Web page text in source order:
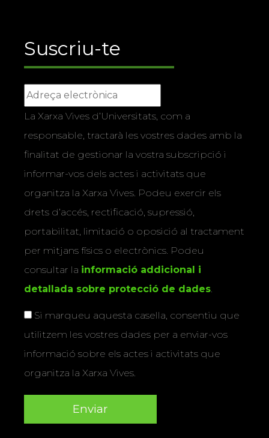
Suscriu-te
La Xarxa Vives d’Universitats, com a
responsable, tractarà les vostres dades amb la
finalitat de gestionar la vostra subscripció i
informar-vos dels actes i activitats que
organitza la Xarxa Vives. Podeu exercir els
drets d’accés, rectificació, supressió,
portabilitat, limitació o oposició al tractament
per mitjans físics o electrònics. Podeu
consultar la informació addicional i
detallada sobre protecció de dades.
Si marqueu aquesta casella, consentiu que
utilitzem les vostres dades per a enviar-vos
informació sobre els actes i activitats que
organitza la Xarxa Vives.